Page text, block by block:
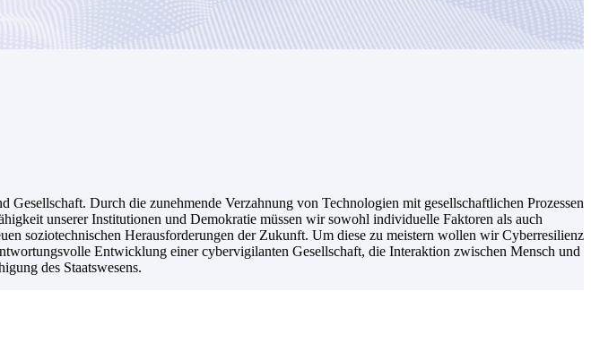
Durch die zunehmende Verzahnung von Technologien mit gesellschaftlichen Prozessen
unserer Institutionen und Demokratie müssen wir sowohl individuelle Faktoren als auch
soziotechnischen Herausforderungen der Zukunft. Um diese zu meistern wollen wir Cyberresilienz
Entwicklung einer cybervigilanten Gesellschaft, die Interaktion zwischen Mensch und
des Staatswesens.